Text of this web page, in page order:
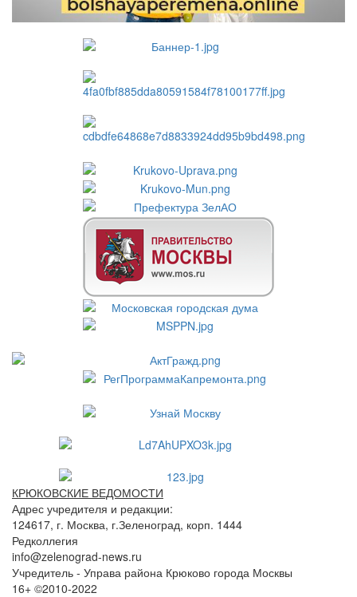
КРЮКОВСКИЕ ВЕДОМОСТИ
Адрес учредителя и редакции:
124617, г. Москва, г.Зеленоград, корп. 1444
Редколлегия
info@zelenograd-news.ru
Учредитель - Управа района Крюково города Москвы
16+ ©2010-2022